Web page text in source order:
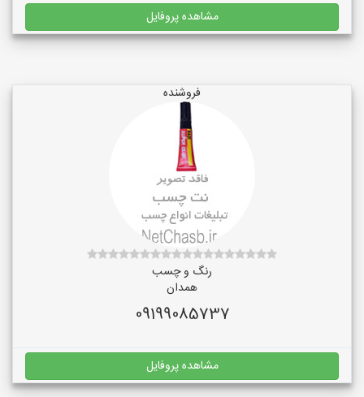
مشاهده پروفایل
فروشنده
رنگ و چسب
همدان
09199085737
مشاهده پروفایل